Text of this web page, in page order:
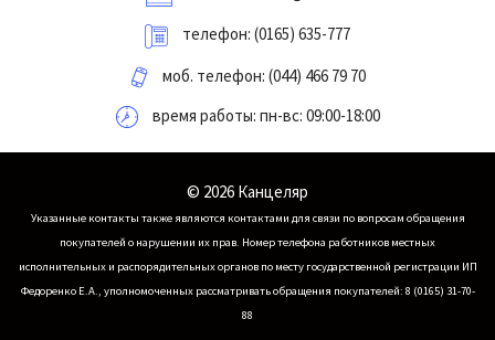
телефон: (0165) 635-777
моб. телефон: (044) 466 79 70
время работы: пн-вс: 09:00-18:00
© 2026 Канцеляр
Указанные контакты также являются контактами для связи по вопросам обращения
покупателей о нарушении их прав. Номер телефона работников местных
исполнительных и распорядительных органов по месту государственной регистрации ИП
Федоренко Е.А., уполномоченных рассматривать обращения покупателей: 8 (0165) 31-70-
88